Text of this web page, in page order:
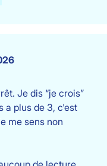
Je dis “je crois”
a plus de 3, c'est
me sens non